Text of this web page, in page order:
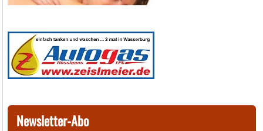
Newsletter-Abo